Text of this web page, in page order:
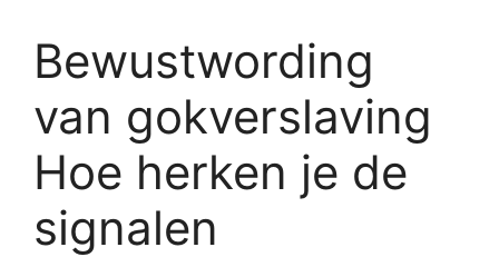
Bewustwording
van gokverslaving
Hoe herken je de
signalen